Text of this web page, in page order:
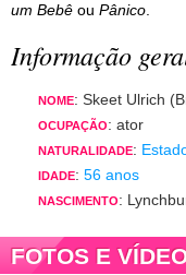
um Bebê ou Pânico
Informação
NOME: Skeet Ulrich
OCUPAÇÃO: ator
NATURALIDADE:
IDADE: 56 anos
NASCIMENTO:
FOTOS E